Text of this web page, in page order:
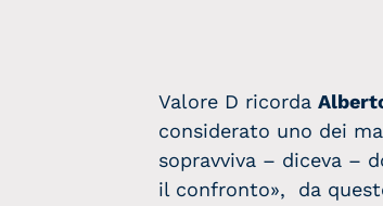
Valore D ricorda
considerato uno dei
sopravviva – diceva –
il confronto», da